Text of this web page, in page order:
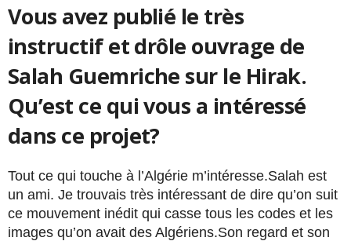
Vous avez publié le très
instructif et drôle ouvrage de
Salah Guemriche sur le Hirak.
Qu’est ce qui vous a intéressé
dans ce projet?
Tout ce qui touche à l’Algérie m’intéresse.Salah est
un ami. Je trouvais très intéressant de dire qu’on suit
ce mouvement inédit qui casse tous les codes et les
images qu’on avait des Algériens.Son regard et son